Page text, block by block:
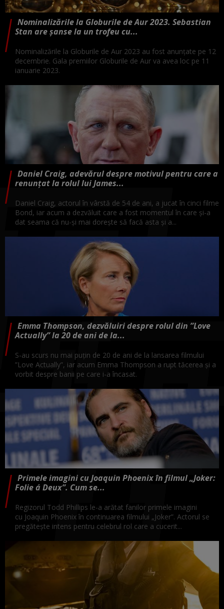
Nominalizările la Globurile de Aur 2023. Sebastian
Stan are șanse la un trofeu cu...
Nominalizările la Globurile de Aur 2023 au fost anunțate pe 12
decembrie. Gala premiilor Globurile de Aur va avea loc pe 11
ianuarie 2023.
Daniel Craig, adevărul despre motivul pentru care a
renunțat la rolul lui James...
Daniel Craig, actorul în vârstă de 54 de ani, a jucat în cinci filme
Bond, iar acum a dezvăluit care a fost momentul în care și-a
dat seama că nu-și mai dorește să facă asta și a...
Emma Thompson, dezvăluiri despre rolul din ”Love
Actually” la 20 de ani de la...
S-au scurs nu mai puțin de 20 de ani de la lansarea filmului
”Love Actually”, iar acum Emma Thompson a rupt tăcerea și a
vorbit despre banii pe care i-a încasat.
Primele imagini cu Joaquin Phoenix în filmul „Joker:
Folie á Deux”. Cum se...
Regizorul Todd Phillips le-a arătat fanilor primele imagini
cu Joaquin Phoenix în continuarea filmului „Joker”. Actorul se
pregătește intens pentru celebrul rol care a cucerit...